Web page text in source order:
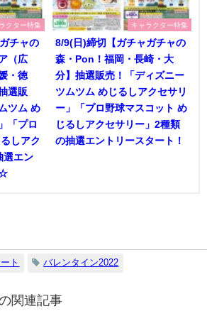
クター特集
チャの
（広
・徳
選販
ツム め
「プロ
しアク
選エン
☆
キャラクター特集
8/9(日)締切【ガチャガチャの
森・Pon！福岡・長崎・大
分】抽選販売！「ディズニー
ツムツム めじるしアクセサリ
ー」「プロ野球マスコット め
じるしアクセサリー」2種類
の抽選エントリースタート！
ト バレンタイン2022
関連記事